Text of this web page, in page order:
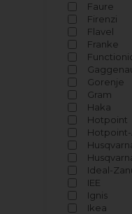
Faure
Firenzi
Flavel
Franke
Gorenje
Gram
Haka
Hotpoint
Ideal-
IEE
Ignis
Ikea